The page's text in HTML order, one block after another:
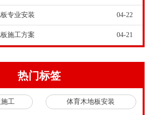
，以避免水湿收缩时木材的自然特
室内体育实木体育馆木地板施工室内
近年来，人们对木质体育馆地板的使
论，对木质体育馆地板性能的评价还
用地板“制造商铺装”的铺设方法很少
专业安装 04-22
施工方案 04-21
热门标签
工 体育木地板安装